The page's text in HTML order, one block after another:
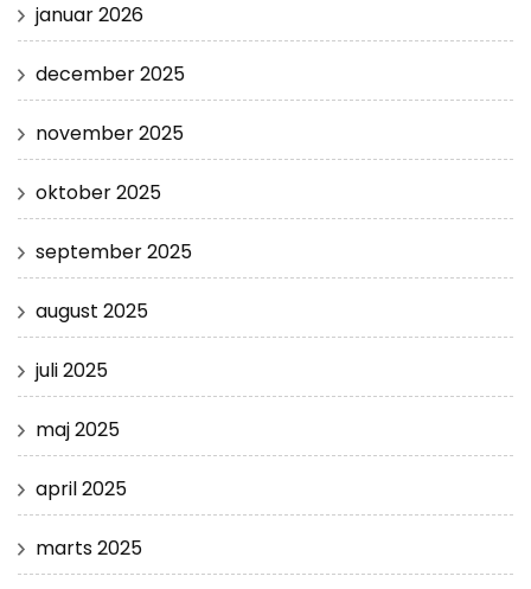
januar 2026
december 2025
november 2025
oktober 2025
september 2025
august 2025
juli 2025
maj 2025
april 2025
marts 2025